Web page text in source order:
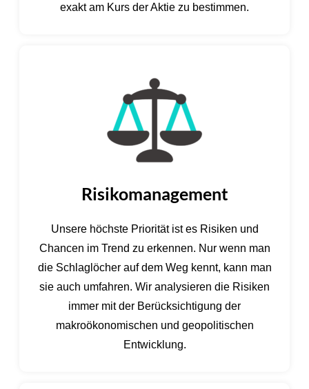
exakt am Kurs der Aktie zu bestimmen.
Risikomanagement
Unsere höchste Priorität ist es Risiken und
Chancen im Trend zu erkennen. Nur wenn man
die Schlaglöcher auf dem Weg kennt, kann man
sie auch umfahren. Wir analysieren die Risiken
immer mit der Berücksichtigung der
makroökonomischen und geopolitischen
Entwicklung.